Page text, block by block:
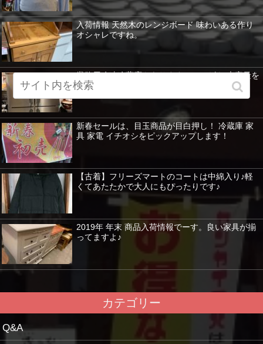
入荷情報 天然木のレンジボード 味わいある作り
オシャレですね。
業務用冷凍冷蔵庫もあります。ホシザキ 大容量を
紹介 暖房器具など特価！
新春セールは、目玉商品が目白押し！ 冷蔵庫 家
具 家電 イチオシをピックアップします！
【古着】フリーズマートのコートは中綿入り♪軽
くてあたたかで大人にもぴったりです♪
2019年 年末 商品入荷情報でーす。良い家具が揃
ってますよ♪
カテゴリー
Q&A